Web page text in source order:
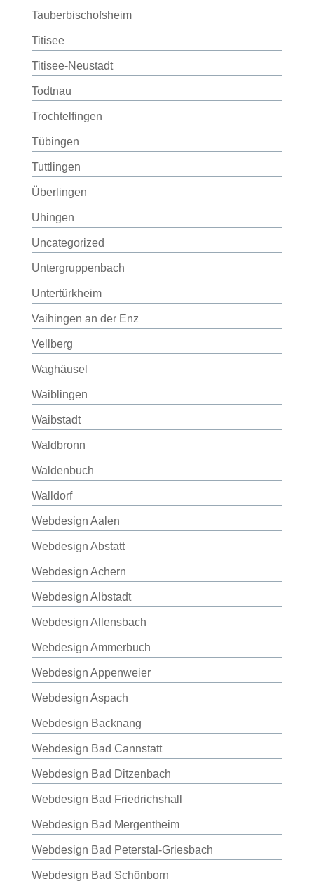
Tauberbischofsheim
Titisee
Titisee-Neustadt
Todtnau
Trochtelfingen
Tübingen
Tuttlingen
Überlingen
Uhingen
Uncategorized
Untergruppenbach
Untertürkheim
Vaihingen an der Enz
Vellberg
Waghäusel
Waiblingen
Waibstadt
Waldbronn
Waldenbuch
Walldorf
Webdesign Aalen
Webdesign Abstatt
Webdesign Achern
Webdesign Albstadt
Webdesign Allensbach
Webdesign Ammerbuch
Webdesign Appenweier
Webdesign Aspach
Webdesign Backnang
Webdesign Bad Cannstatt
Webdesign Bad Ditzenbach
Webdesign Bad Friedrichshall
Webdesign Bad Mergentheim
Webdesign Bad Peterstal-Griesbach
Webdesign Bad Schönborn